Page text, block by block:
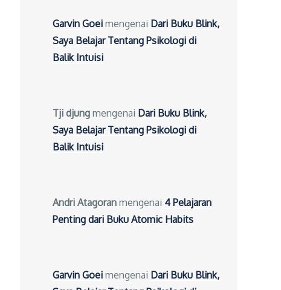
Garvin Goei mengenai Dari Buku Blink,
Saya Belajar Tentang Psikologi di
Balik Intuisi
Tji djung mengenai Dari Buku Blink,
Saya Belajar Tentang Psikologi di
Balik Intuisi
Andri Atagoran mengenai 4 Pelajaran
Penting dari Buku Atomic Habits
Garvin Goei mengenai Dari Buku Blink,